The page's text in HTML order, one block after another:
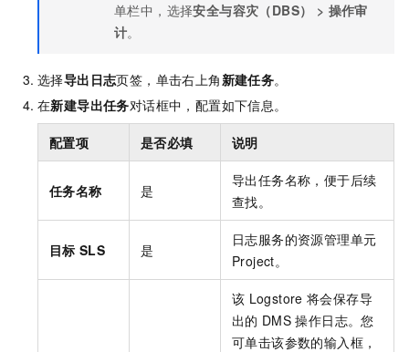
单栏中，选择安全与容灾（DBS） > 操作审
计。
选择导出日志页签，单击右上角 新建任务。
在新建导出任务对话框中，配置如下信息。
配置项 是否必填 说明
任务名称 是
导出任务名称，便于后续
查找。
目标 SLS 是
日志服务的资源管理单元
Project。
该 Logstore 将会保存导
出的 DMS 操作日志。您
可单击该参数的输入框，